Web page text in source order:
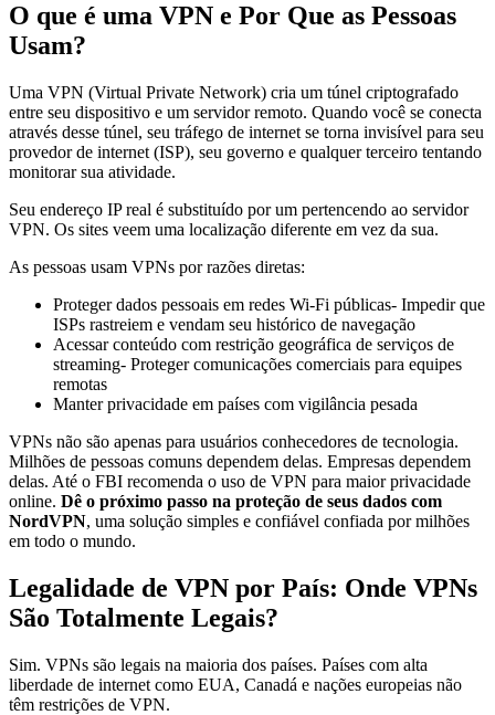
O que é uma VPN e Por Que as Pessoas
Usam?
Uma VPN (Virtual Private Network) cria um túnel criptografado
entre seu dispositivo e um servidor remoto. Quando você se conecta
através desse túnel, seu tráfego de internet se torna invisível para seu
provedor de internet (ISP), seu governo e qualquer terceiro tentando
monitorar sua atividade.
Seu endereço IP real é substituído por um pertencendo ao servidor
VPN. Os sites veem uma localização diferente em vez da sua.
As pessoas usam VPNs por razões diretas:
Proteger dados pessoais em redes Wi-Fi públicas- Impedir que
ISPs rastreiem e vendam seu histórico de navegação
Acessar conteúdo com restrição geográfica de serviços de
streaming- Proteger comunicações comerciais para equipes
remotas
Manter privacidade em países com vigilância pesada
VPNs não são apenas para usuários conhecedores de tecnologia.
Milhões de pessoas comuns dependem delas. Empresas dependem
delas. Até o FBI recomenda o uso de VPN para maior privacidade
online. Dê o próximo passo na proteção de seus dados com
NordVPN, uma solução simples e confiável confiada por milhões
em todo o mundo.
Legalidade de VPN por País: Onde VPNs
São Totalmente Legais?
Sim. VPNs são legais na maioria dos países. Países com alta
liberdade de internet como EUA, Canadá e nações europeias não
têm restrições de VPN.